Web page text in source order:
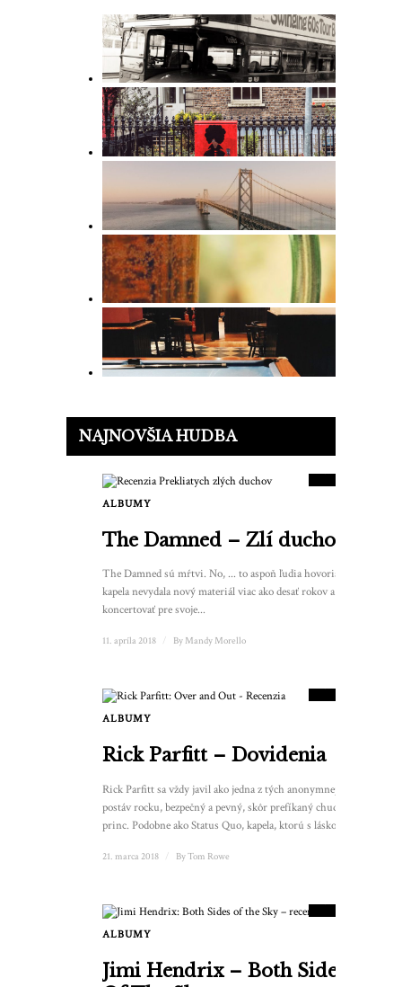
NAJNOVŠIA HUDBA
ALBUMY
The Damned – Zlí duchovia
The Damned sú mŕtvi. No, ... to aspoň ľudia hovoria. Keď
kapela nevydala nový materiál viac ako desať rokov a začne
koncertovať pre svoje...
11. apríla 2018 By Mandy Morello
SKÓRE
ALBUMY
Rick Parfitt – Dovidenia
Rick Parfitt sa vždy javil ako jedna z tých anonymnejších
postáv rocku, bezpečný a pevný, skôr prefíkaný chuďas než
princ. Podobne ako Status Quo, kapela, ktorú s láskou...
21. marca 2018 ByTom Rowe
ALBUMY
Jimi Hendrix – Both Sides